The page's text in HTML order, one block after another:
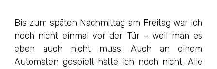
Bis zum späten Nachmittag am Freitag war ich
noch nicht einmal vor der Tür – weil man es
eben auch nicht muss. Auch an einem
Automaten gespielt hatte ich noch nicht. Alle